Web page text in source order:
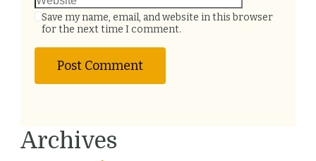
Save my name, email, and website in this browser
for the next time I comment.
Archives